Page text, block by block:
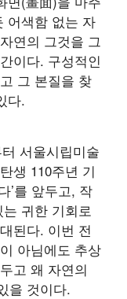
어색함 없는 자
연의 그것을 그
이다. 구성적인
그 본질을 찾
다.
서울시립미술
생 110주년 기
’를 앞두고, 작
귀한 기회로
된다. 이번 전
아님에도 추상
고 왜 자연의
을 것이다.